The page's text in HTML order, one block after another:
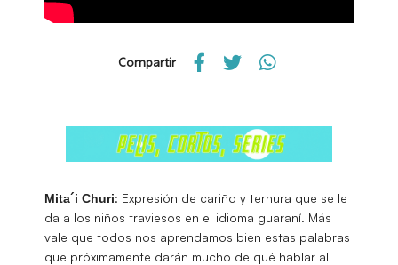
Compartir
Mita´i Churi: Expresión de cariño y ternura que se le
da a los niños traviesos en el idioma guaraní. Más
vale que todos nos aprendamos bien estas palabras
que próximamente darán mucho de qué hablar al